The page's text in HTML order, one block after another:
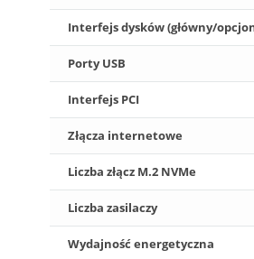
Interfejs dysków (główny/
Porty USB
Interfejs PCI
Złącza internetowe
Liczba złącz M.2 NVMe
Liczba zasilaczy
Wydajność energetyczna